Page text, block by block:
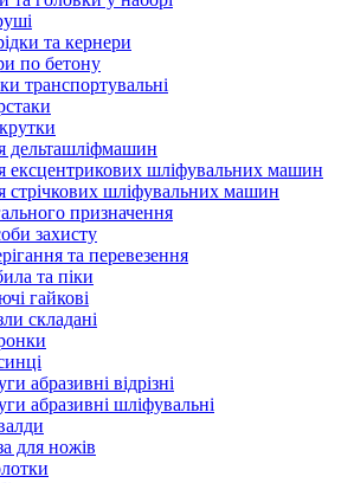
та кернери
по бетону
транспортувальні
дельташліфмашин
ексцентрикових шліфувальних машин
стрічкових шліфувальних машин
призначення
захисту
та перевезення
та піки
гайкові
складані
абразивні відрізні
абразивні шліфувальні
для ножів